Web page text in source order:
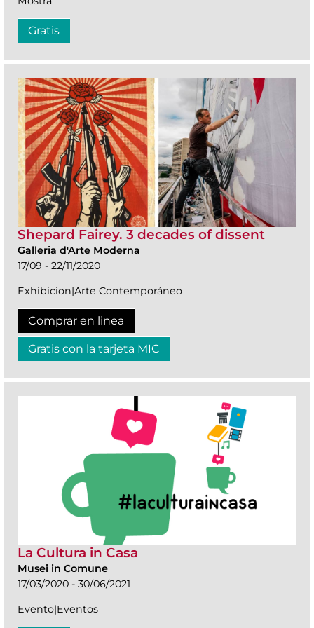
Gratis
Shepard Fairey. 3 decades of dissent
Galleria d'Arte Moderna
17/09 - 22/11/2020
Exhibicion|Arte Contemporáneo
Comprar en linea
Gratis con la tarjeta MIC
La Cultura in Casa
Musei in Comune
17/03/2020 - 30/06/2021
Evento|Eventos